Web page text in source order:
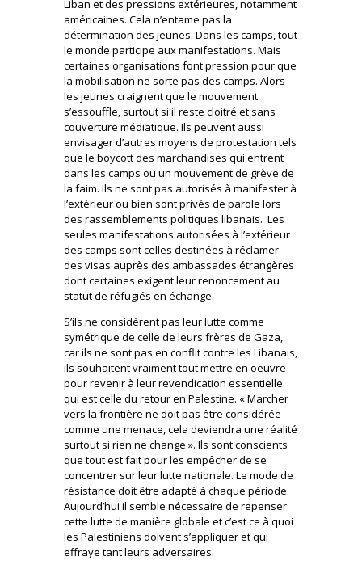
Liban et des pressions extérieures, notamment
américaines. Cela n’entame pas la
détermination des jeunes. Dans les camps, tout
le monde participe aux manifestations. Mais
certaines organisations font pression pour que
la mobilisation ne sorte pas des camps. Alors
les jeunes craignent que le mouvement
s’essouffle, surtout si il reste cloitré et sans
couverture médiatique. Ils peuvent aussi
envisager d’autres moyens de protestation tels
que le boycott des marchandises qui entrent
dans les camps ou un mouvement de grève de
la faim. Ils ne sont pas autorisés à manifester à
l’extérieur ou bien sont privés de parole lors
des rassemblements politiques libanais. Les
seules manifestations autorisées à l’extérieur
des camps sont celles destinées à réclamer
des visas auprès des ambassades étrangères
dont certaines exigent leur renoncement au
statut de réfugiés en échange.
S’ils ne considèrent pas leur lutte comme
symétrique de celle de leurs frères de Gaza,
car ils ne sont pas en conflit contre les Libanais,
ils souhaitent vraiment tout mettre en oeuvre
pour revenir à leur revendication essentielle
qui est celle du retour en Palestine. « Marcher
vers la frontière ne doit pas être considérée
comme une menace, cela deviendra une réalité
surtout si rien ne change ». Ils sont conscients
que tout est fait pour les empêcher de se
concentrer sur leur lutte nationale. Le mode de
résistance doit être adapté à chaque période.
Aujourd’hui il semble nécessaire de repenser
cette lutte de manière globale et c’est ce à quoi
les Palestiniens doivent s’appliquer et qui
effraye tant leurs adversaires.